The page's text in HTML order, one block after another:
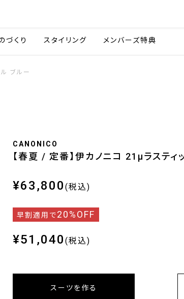
づくり スタイリング メンバーズ特典
ブルー
CANONICO
【春夏 / 定番】伊カノニコ 21μラスティ
¥63,800 (税込)
早割適用で20%OFF
¥51,040 (税込)
スーツを作る